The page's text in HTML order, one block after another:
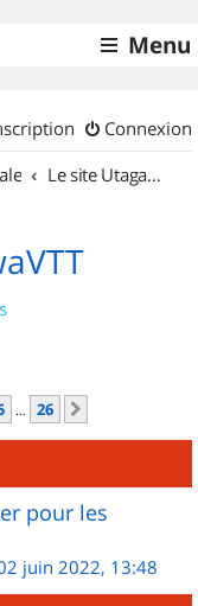
Menu
Connexion
Le site UtagawaVTT
… 26
pour les
juin 2022, 13:48